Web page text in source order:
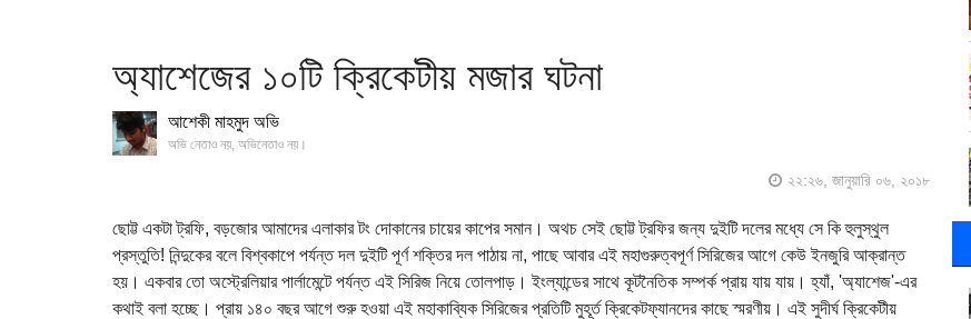
অ্যাশেজের ১০টি ক্রিকেটীয় মজার ঘটনা
আশেকী মাহমুদ অভি
অভি নেতাও নয়, অভিনেতাও নয়।
২২:২৬, জানুয়ারি ০৬, ২০১৮
ছোট্ট একটা ট্রফি, বড়জোর আমাদের এলাকার টং দোকানের চায়ের কাপের সমান। অথচ সেই ছোট্ট ট্রফির জন্য দুইটি দলের মধ্যে সে কি হুলুস্থুল
প্রস্তুতি! নিন্দুকের বলে বিশ্বকাপে পর্যন্ত দল দুইটি পূর্ণ শক্তির দল পাঠায় না, পাছে আবার এই মহাগুরুত্বপূর্ণ সিরিজের আগে কেউ ইনজুরি আক্রান্ত
হয়। একবার তো অস্ট্রেলিয়ার পার্লামেন্টে পর্যন্ত এই সিরিজ নিয়ে তোলপাড়। ইংল্যান্ডের সাথে কূটনৈতিক সম্পর্ক প্রায় যায় যায়। হ্যাঁ, 'অ্যাশেজ'-এর
কথাই বলা হচ্ছে। প্রায় ১৪০ বছর আগে শুরু হওয়া এই মহাকাব্যিক সিরিজের প্রতিটি মুহূর্ত ক্রিকেটফ্যানদের কাছে স্মরণীয়। এই সুদীর্ঘ ক্রিকেটীয়